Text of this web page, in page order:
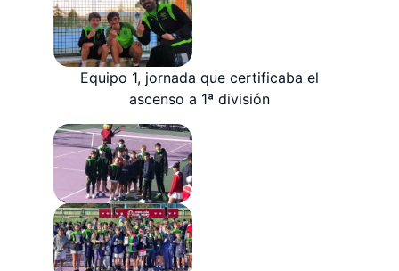
Equipo 1, jornada que certificaba el
ascenso a 1ª división